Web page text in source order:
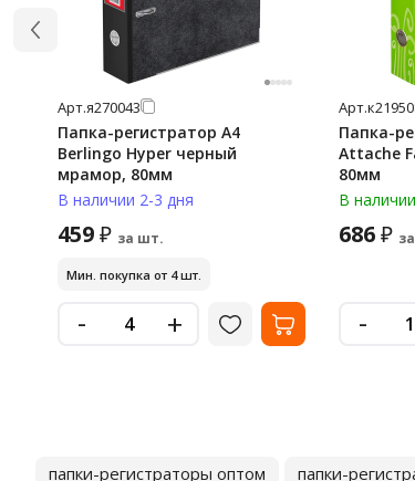
Арт.я270043
Папка-регистратор А4
Berlingo Hyper черный
мрамор, 80мм
В наличии 2-3 дня
459₽ за шт.
Мин. покупка от 4 шт.
- +
Арт.
Папка-
Attache
80мм
В наличии
686₽
-
папки-регистраторы оптом папки-